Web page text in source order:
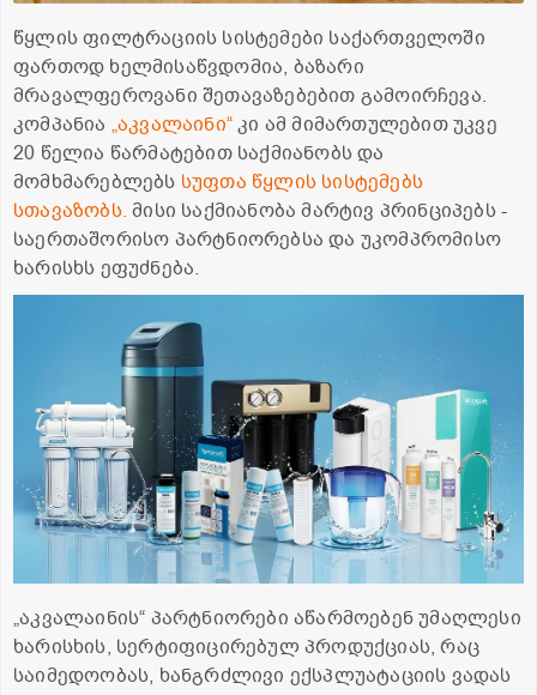
წყლის ფილტრაციის სისტემები საქართველოში
ფართოდ ხელმისაწვდომია, ბაზარი
მრავალფეროვანი შეთავაზებებით გამოირჩევა.
კომპანია „აკვალაინი“კი ამ მიმართულებით უკვე
20 წელია წარმატებით საქმიანობს და
მომხმარებლებს სუფთა წყლის სისტემებს
სთავაზობს. მისი საქმიანობა მარტივ პრინციპებს -
საერთაშორისო პარტნიორებსა და უკომპრომისო
ხარისხს ეფუძნება.
„აკვალაინის“ პარტნიორები აწარმოებენ უმაღლესი
ხარისხის, სერტიფიცირებულ პროდუქციას, რაც
საიმედოობას, ხანგრძლივი ექსპლუატაციის ვადას